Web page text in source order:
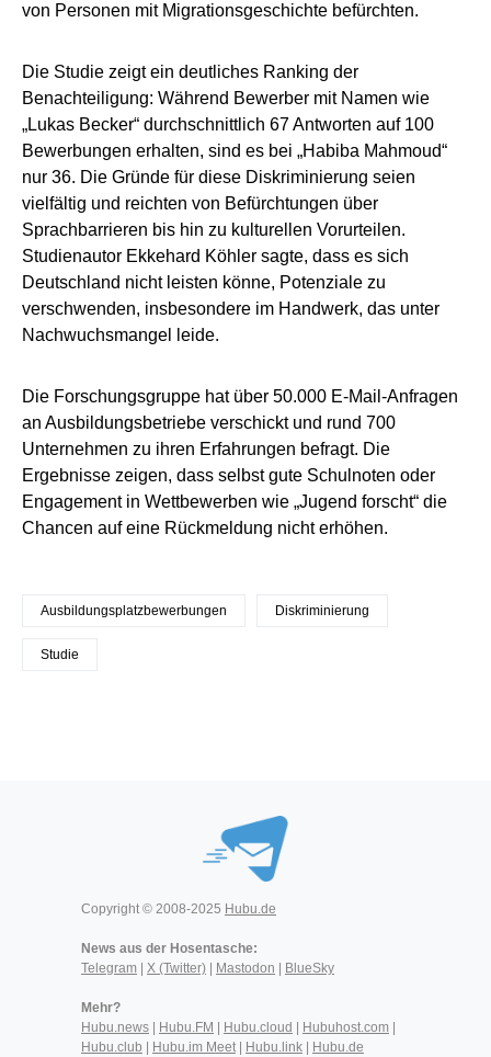
von Personen mit Migrationsgeschichte befürchten.
Die Studie zeigt ein deutliches Ranking der
Benachteiligung: Während Bewerber mit Namen wie
„Lukas Becker“ durchschnittlich 67 Antworten auf 100
Bewerbungen erhalten, sind es bei „Habiba Mahmoud“
nur 36. Die Gründe für diese Diskriminierung seien
vielfältig und reichten von Befürchtungen über
Sprachbarrieren bis hin zu kulturellen Vorurteilen.
Studienautor Ekkehard Köhler sagte, dass es sich
Deutschland nicht leisten könne, Potenziale zu
verschwenden, insbesondere im Handwerk, das unter
Nachwuchsmangel leide.
Die Forschungsgruppe hat über 50.000 E-Mail-Anfragen
an Ausbildungsbetriebe verschickt und rund 700
Unternehmen zu ihren Erfahrungen befragt. Die
Ergebnisse zeigen, dass selbst gute Schulnoten oder
Engagement in Wettbewerben wie „Jugend forscht“ die
Chancen auf eine Rückmeldung nicht erhöhen.
Ausbildungsplatzbewerbungen Diskriminierung
Studie
Copyright © 2008-2025 Hubu.de
News aus der Hosentasche:
Telegram
X (Twitter) Mastodon BlueSky
Mehr?
Hubu.news
Hubu.FM Hubu.cloud Hubuhost.com
Hubu.club
Hubu.im Meet| Hubu.link Hubu.de